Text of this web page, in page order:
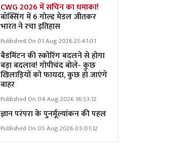
CWG 2026 में सचिन का धमाका!
बॉक्सिंग में 6 गोल्ड मेडल जीतकर
भारत ने रचा इतिहास
Published On 01 Aug 2026 23:41:01
बैडमिंटन की स्कोरिंग बदलने से होगा
बड़ा बदलाव! गोपीचंद बोले- कुछ
खिलाड़ियों को फायदा, कुछ हो जाएंगे
बाहर
Published On 04 Aug 2026 16:53:12
ज्ञान परंपरा के पुनर्मूल्यांकन की पहल
Published On 05 Aug 2026 05:01:12